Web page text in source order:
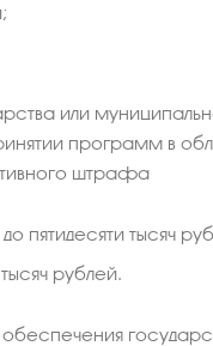
или
программ в
штрафа
пятидесяти тысяч
рублей.